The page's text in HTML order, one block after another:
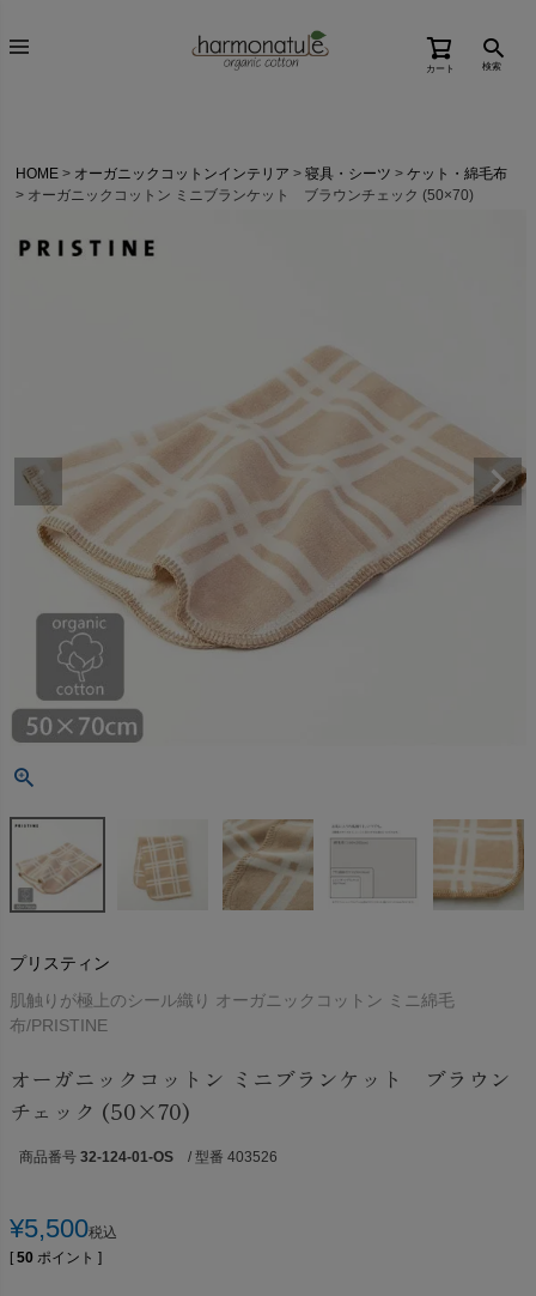
カート 検索
HOME オーガニックコットンインテリア 寝具・シーツ
ケット・綿毛布
オーガニックコットン ミニブランケット ブラウンチェック (50×70)
プリスティン
肌触りが極上のシール織り オーガニックコットン ミニ綿毛
布/PRISTINE
オーガニックコットン ミニブランケット ブラウン
チェック (50×70)
商品番号 32-124-01-OS / 型番 403526
¥5,500税込
[ 50 ポイント ]